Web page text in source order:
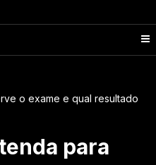
o exame e qual resultado
para